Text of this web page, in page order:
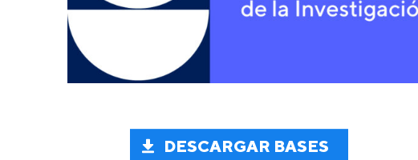
DESCARGAR BASES